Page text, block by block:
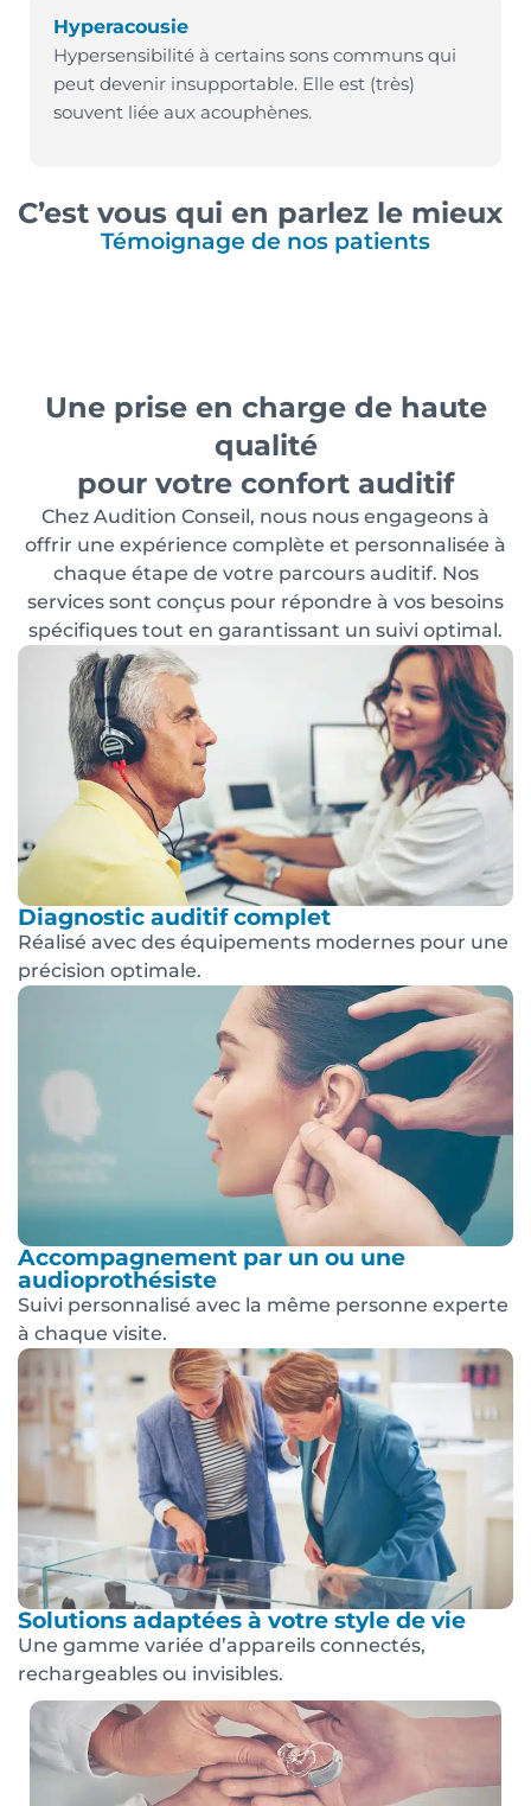
Hyperacousie
Hypersensibilité à certains sons communs qui
peut devenir insupportable. Elle est (très)
souvent liée aux acouphènes.
C’est vous qui en parlez le mieux
Témoignage de nos patients
Une prise en charge de haute
qualité
pour votre confort auditif
Chez Audition Conseil, nous nous engageons à
offrir une expérience complète et personnalisée à
chaque étape de votre parcours auditif. Nos
services sont conçus pour répondre à vos besoins
spécifiques tout en garantissant un suivi optimal.
Diagnostic auditif complet
Réalisé avec des équipements modernes pour une
précision optimale.
Accompagnement par un ou une
audioprothésiste
Suivi personnalisé avec la même personne experte
à chaque visite.
Solutions adaptées à votre style de vie
Une gamme variée d’appareils connectés,
rechargeables ou invisibles.